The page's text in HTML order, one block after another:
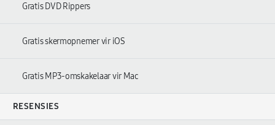
Gratis DVD Rippers
Gratis skermopnemer vir iOS
Gratis MP3-omskakelaar vir Mac
RESENSIES